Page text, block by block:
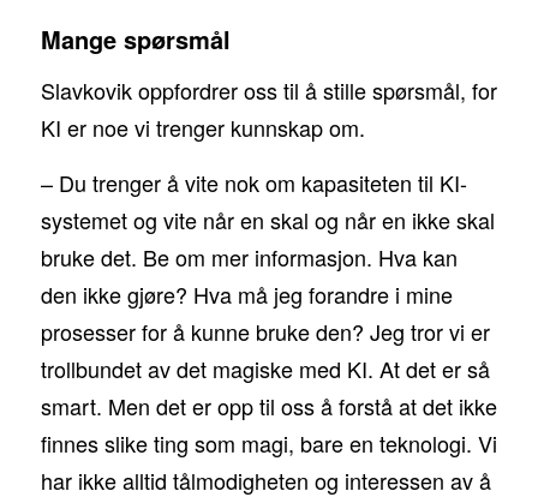
Mange spørsmål
Slavkovik oppfordrer oss til å stille spørsmål, for
KI er noe vi trenger kunnskap om.
– Du trenger å vite nok om kapasiteten til KI-
systemet og vite når en skal og når en ikke skal
bruke det. Be om mer informasjon. Hva kan
den ikke gjøre? Hva må jeg forandre i mine
prosesser for å kunne bruke den? Jeg tror vi er
trollbundet av det magiske med KI. At det er så
smart. Men det er opp til oss å forstå at det ikke
finnes slike ting som magi, bare en teknologi. Vi
har ikke alltid tålmodigheten og interessen av å